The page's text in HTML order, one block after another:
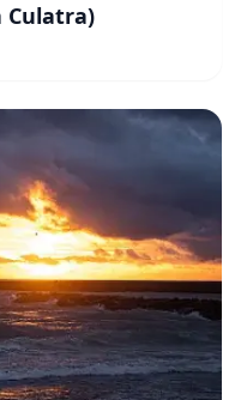
Culatra)